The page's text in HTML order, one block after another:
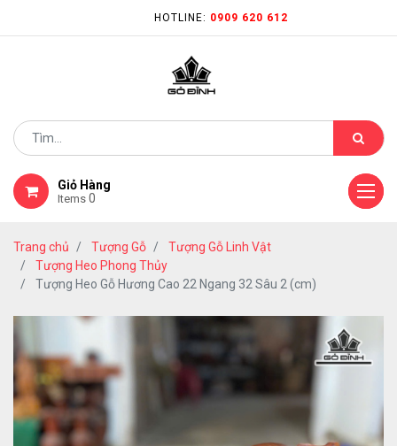
HOTLINE: 0909 620 612
Giỏ Hàng
Items 0
Trang chủ Tượng Gỗ
Tượng Gỗ Linh Vật
Tượng Heo Phong Thủy
Tượng Heo Gỗ Hương Cao 22 Ngang 32 Sâu 2 (cm)